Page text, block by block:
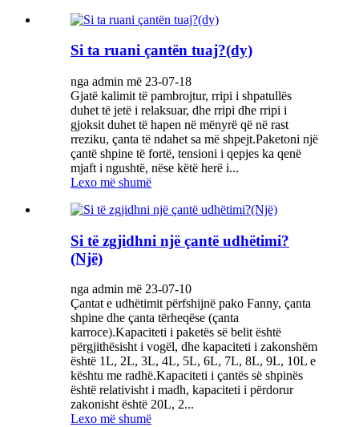
Si ta ruani çantën tuaj?(dy)
nga admin më 23-07-18
Gjatë kalimit të pambrojtur, rripi i shpatullës
duhet të jetë i relaksuar, dhe rripi dhe rripi i
gjoksit duhet të hapen në mënyrë që në rast
rreziku, çanta të ndahet sa më shpejt.Paketoni një
çantë shpine të fortë, tensioni i qepjes ka qenë
mjaft i ngushtë, nëse këtë herë i...
Lexo më shumë
Si të zgjidhni një çantë udhëtimi?
(Një)
nga admin më 23-07-10
Çantat e udhëtimit përfshijnë pako Fanny, çanta
shpine dhe çanta tërheqëse (çanta
karroce).Kapaciteti i paketës së belit është
përgjithësisht i vogël, dhe kapaciteti i zakonshëm
është 1L, 2L, 3L, 4L, 5L, 6L, 7L, 8L, 9L, 10L e
kështu me radhë.Kapaciteti i çantës së shpinës
është relativisht i madh, kapaciteti i përdorur
zakonisht është 20L, 2...
Lexo më shumë